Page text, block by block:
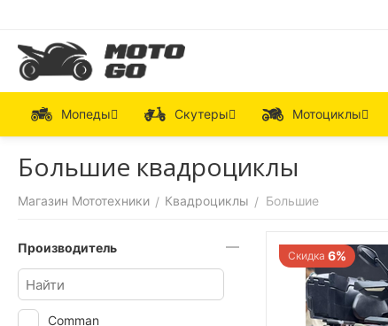
Мопеды Скутеры Мотоциклы
Большие квадроциклы
Магазин Мототехники / Квадроциклы / Большие
Скидка 6%
Производитель
Comman